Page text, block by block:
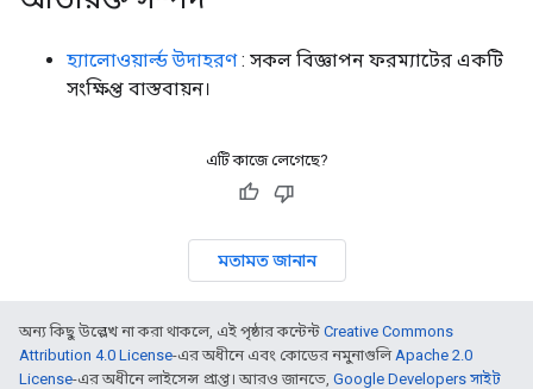
হ্যালোওয়ার্ল্ড উদাহরণ: সকল বিজ্ঞাপন ফরম্যাটের একটি
সংক্ষিপ্ত বাস্তবায়ন।
এটি কাজে লেগেছে?
মতামত জানান
অন্য কিছু উল্লেখ না করা থাকলে, এই পৃষ্ঠার কন্টেন্ট Creative Commons
Attribution 4.0 License-এর অধীনে এবং কোডের নমুনাগুলিApache 2.0
License-এর অধীনে লাইসেন্স প্রাপ্ত। আরও জানতে, Google Developers সাইট